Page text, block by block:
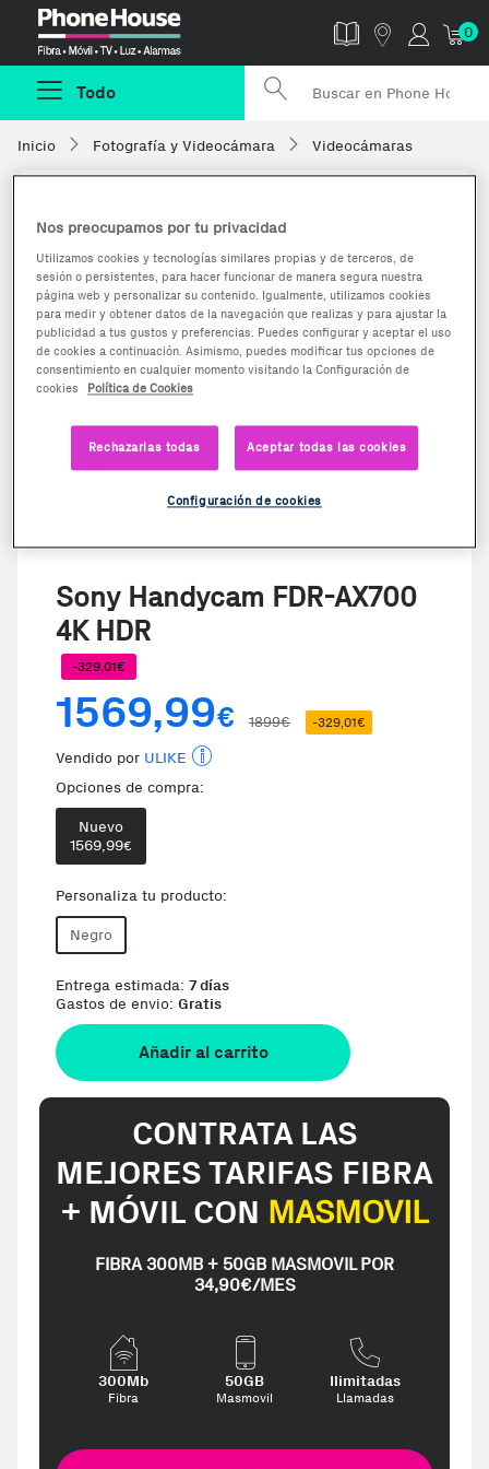
0
Todo
Inicio Fotografía y Videocámara Videocámaras
Sony Handycam FDR-AX700
4K HDR
-329,01€
1569,99€ 1899€ -329,01€
Vendido por ULIKE
Opciones de compra:
Nuevo
1569,99€
Personaliza tu producto:
Negro
Entrega estimada: 7 días
Gastos de envio: Gratis
Añadir al carrito
CONTRATA LAS
MEJORES TARIFAS FIBRA
+ MÓVIL CON MASMOVIL
FIBRA 300MB + 50GB MASMOVIL POR
34,90€/MES
300Mb
Fibra
50GB
Masmovil
Ilimitadas
Llamadas
Nos preocupamos por tu privacidad
Utilizamos cookies y tecnologías similares propias y de terceros, de
sesión o persistentes, para hacer funcionar de manera segura nuestra
página web y personalizar su contenido. Igualmente, utilizamos cookies
para medir y obtener datos de la navegación que realizas y para ajustar la
publicidad a tus gustos y preferencias. Puedes configurar y aceptar el uso
de cookies a continuación. Asimismo, puedes modificar tus opciones de
consentimiento en cualquier momento visitando la Configuración de
cookies
Política de Cookies
Rechazarlas todas Aceptar todas las cookies
Configuración de cookies